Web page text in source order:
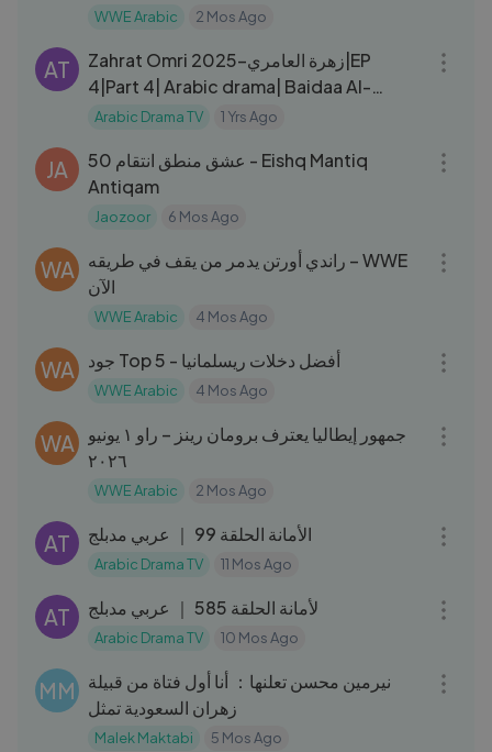
WWE Arabic 2 Mos Ago
AT
Zahrat Omri 2025-زهرة العامري|EP
4|Part 4| Arabic drama| Baidaa Al-
Moatasem|Samia Al-Rahmani
Arabic Drama TV 1 Yrs Ago
JA
50 عشق منطق انتقام - Eishq Mantiq
Antiqam
Jaozoor 6 Mos Ago
WA
راندي أورتن يدمر من يقف في طريقه – WWE
الآن
WWE Arabic 4 Mos Ago
WA جود Top 5 - أفضل دخلات ريسلمانيا
WWE Arabic 4 Mos Ago
WA
جمهور إيطاليا يعترف برومان رينز – راو ١ يونيو
٢٠٢٦
WWE Arabic 2 Mos Ago
AT الأمانة الحلقة 99 ｜ عربي مدبلج
Arabic Drama TV 11 Mos Ago
AT لأمانة الحلقة 585 ｜ عربي مدبلج
Arabic Drama TV 10 Mos Ago
MM
نيرمين محسن تعلنها： أنا أول فتاة من قبيلة
زهران السعودية تمثل
Malek Maktabi 5 Mos Ago